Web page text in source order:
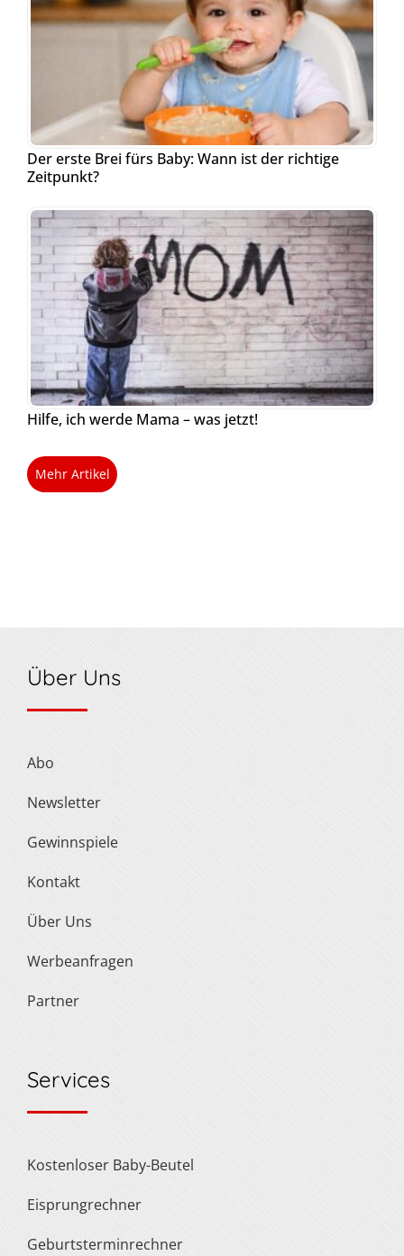
Der erste Brei fürs Baby: Wann ist der richtige
Zeitpunkt?
Hilfe, ich werde Mama – was jetzt!
Mehr Artikel
Über Uns
Abo
Newsletter
Gewinnspiele
Kontakt
Über Uns
Werbeanfragen
Partner
Services
Kostenloser Baby-Beutel
Eisprungrechner
Geburtsterminrechner